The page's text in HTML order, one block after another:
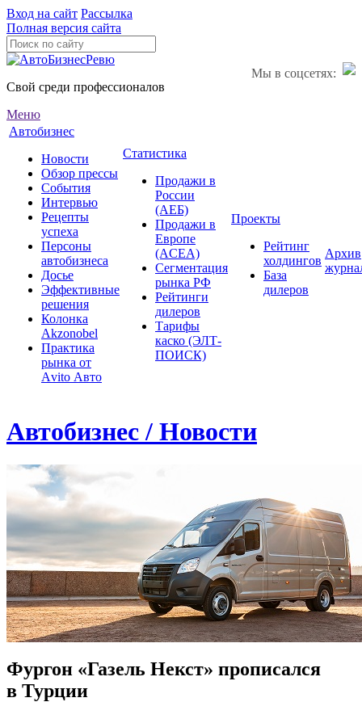
Вход на сайт Рассылка
Полная версия сайта
Мы в соцсетях:
Свой среди профессионалов
Меню
Автобизнес
Новости
Обзор прессы
События
Интервью
Рецепты
успеха
Персоны
автобизнеса
Досье
Эффективные
решения
Колонка
Akzonobel
Практика
рынка от
Аvito Авто
Статистика
Продажи в
России
(АЕБ)
Продажи в
Европе
(ACEA)
Сегментация
рынка РФ
Рейтинги
дилеров
Тарифы
каско (ЭЛТ-
ПОИСК)
Проекты
Рейтинг
холдингов
База
дилеров
Архив
Автобизнес / Новости
Фургон «Газель Некст» прописался
в Турции